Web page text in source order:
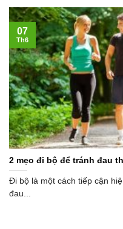
2 mẹo đi bộ để tránh đau
Đi bộ là một cách tiếp cận
đau...
07
Th6